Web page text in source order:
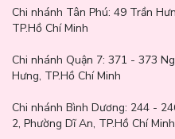
Chi nhánh Tân Phú: 49 Trần
TP.Hồ Chí Minh
Chi nhánh Quận 7: 371 - 373
Hưng, TP.Hồ Chí Minh
Chi nhánh Bình Dương: 244 -
2, Phường Dĩ An, TP.Hồ Chí Minh